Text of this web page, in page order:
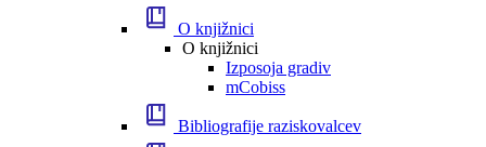
O knjižnici
O knjižnici
Izposoja gradiv
mCobiss
Bibliografije raziskovalcev